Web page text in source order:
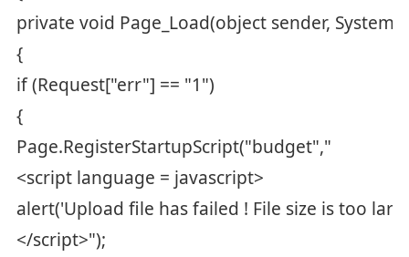
private void Page_Load(object sender,
{
if (Request["err"] == "1")
{
Page.RegisterStartupScript("budget","
<script language = javascript>
alert('Upload file has failed ! File size is too
</script>");